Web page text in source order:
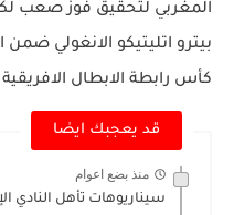
المغربي لتحقيق فوز صعب
بيترو اتليتيكو الانغولي
كأس رابطة الابطال الافريقية
قد يعجبك ايضا
منذ بضع اعوام
سيناريوهات تأهل النادي